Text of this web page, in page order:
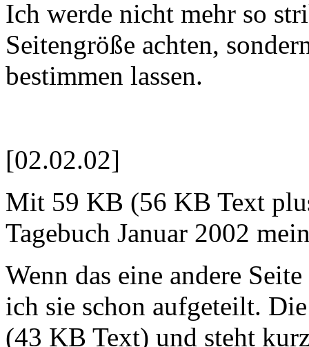
Ich werde nicht mehr so
Seitengröße achten,
bestimmen lassen.
[02.02.02]
Mit 59 KB (56 KB Text
Tagebuch Januar 2002
Wenn das eine andere
ich sie schon aufgeteilt.
(43 KB Text) und steht